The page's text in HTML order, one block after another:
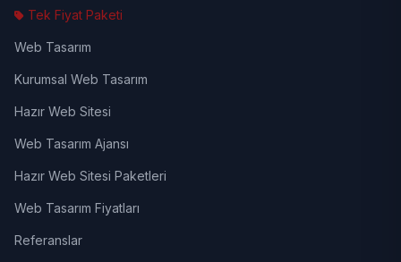
Tek Fiyat Paketi
Web Tasarım
Kurumsal Web Tasarım
Hazır Web Sitesi
Web Tasarım Ajansı
Hazır Web Sitesi Paketleri
Web Tasarım Fiyatları
Referanslar